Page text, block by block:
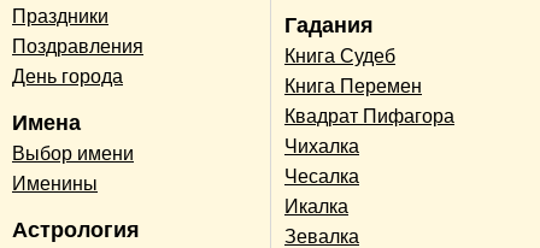
Праздники
Поздравления
День города
Имена
Выбор имени
Именины
Астрология
Гадания
Книга Судеб
Книга Перемен
Квадрат Пифагора
Чихалка
Чесалка
Икалка
Зевалка